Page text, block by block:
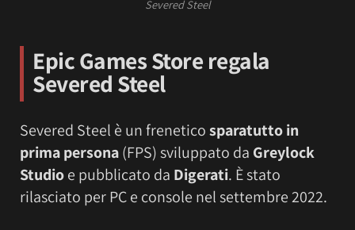
Severed Steel
Epic Games Store regala
Severed Steel
Severed Steel è un freneticosparatutto in
prima persona(FPS) sviluppato da Greylock
Studioe pubblicato da Digerati. È stato
rilasciato per PC e console nel settembre 2022.